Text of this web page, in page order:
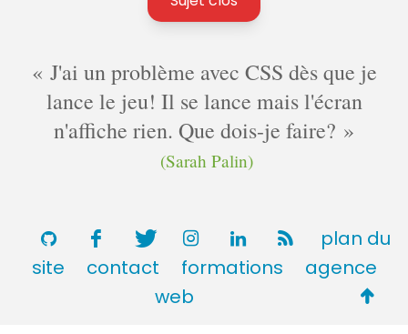
J'ai un problème avec CSS dès que je
lance le jeu! Il se lance mais l'écran
n'affiche rien. Que dois-je faire?
(Sarah Palin)
plan du
site
contact formations
agence
web